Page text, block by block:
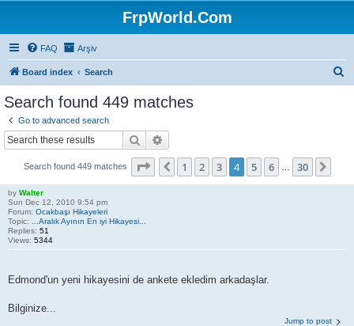
FrpWorld.Com
FAQ Arşiv
Board index Search
Search found 449 matches
Go to advanced search
Search
Search found 449 matches Page of 30
Previous
1 2 3 4 5 6 30
by Walter
Sun Dec 12, 2010 9:54 pm
Forum: Ocakbaşı Hikayeleri
Topic:
...Aralık Ayının En iyi Hikayesi...
Replies: 51
Views: 5344
Edmond'un yeni hikayesini de ankete ekledim arkadaşlar.
Bilginize...
Jump to post